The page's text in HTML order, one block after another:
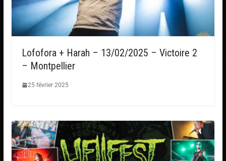
Lofofora + Harah – 13/02/2025 – Victoire 2
– Montpellier
25 février 2025